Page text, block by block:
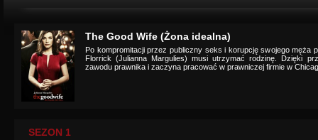
The Good Wife (Żona idealna)
Po kompromitacji przez publiczny seks i korupcję swojego męża
Florrick (Julianna Margulies) musi utrzymać rodzinę. Dzięki
zawodu prawnika i zaczyna pracować w prawniczej firmie w
SEZON 1